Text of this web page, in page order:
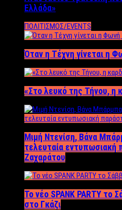
Ελλάδα»
ΠΟΛΙΤΙΣΜΟΣ/EVENTS
Όταν η Τέχνη γίνεται η
«Στο λευκό της Τήνου, η
Μιμή Ντενίση, Βάνα
τελευταία εντυπωσιακή
Ζαχαράτου
Το νέο SPANK PARTY το
στο Γκάζι